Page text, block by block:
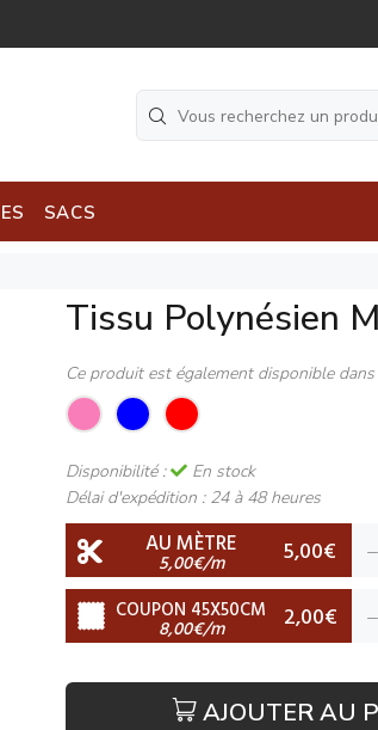
SACS
Tissu Polynésien
Ce produit est également disponible
Disponibilité :
En stock
Délai d'expédition : 24 à 48 heures
AU MÈTRE
5,00€/m 5,00€
COUPON 45X50CM
8,00€/m 2,00€
AJOUTER AU